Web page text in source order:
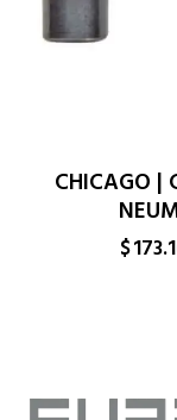
CHICAGO |
$